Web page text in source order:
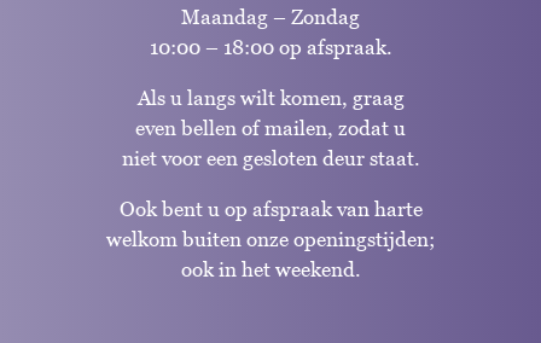
Maandag – Zondag
10:00 – 18:00 op afspraak.
Als u langs wilt komen, graag
even bellen of mailen, zodat u
niet voor een gesloten deur staat.
Ook bent u op afspraak van harte
welkom buiten onze openingstijden;
ook in het weekend.